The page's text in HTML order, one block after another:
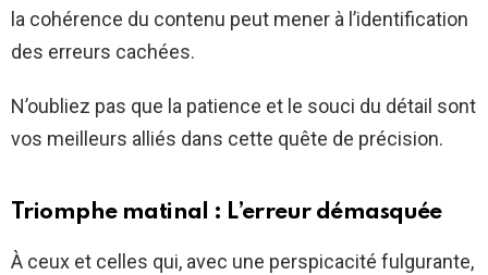
la cohérence du contenu peut mener à l’identification
des erreurs cachées.
N’oubliez pas que la patience et le souci du détail sont
vos meilleurs alliés dans cette quête de précision.
Triomphe matinal : L’erreur démasquée
À ceux et celles qui, avec une perspicacité fulgurante,